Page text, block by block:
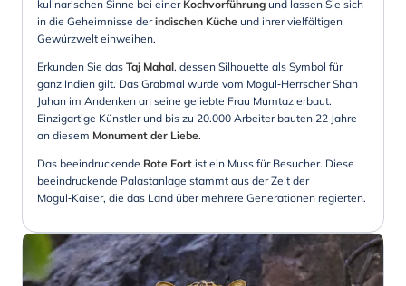
kulinarischen Sinne bei einer Kochvorführung und lassen Sie sich
in die Geheimnisse derindischen Küche und ihrer vielfältigen
Gewürzwelt einweihen.
Erkunden Sie das Taj Mahal, dessen Silhouette als Symbol für
ganz Indien gilt. Das Grabmal wurde vom Mogul‐Herrscher Shah
Jahan im Andenken an seine geliebte Frau Mumtaz erbaut.
Einzigartige Künstler und bis zu 20.000 Arbeiter bauten 22 Jahre
an diesem Monument der Liebe.
Das beeindruckende Rote Fort ist ein Muss für Besucher. Diese
beeindruckende Palastanlage stammt aus der Zeit der
Mogul‑Kaiser, die das Land über mehrere Generationen regierten.